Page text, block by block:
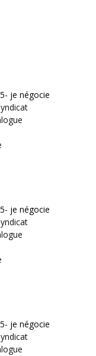
je négocie
je négocie
je négocie